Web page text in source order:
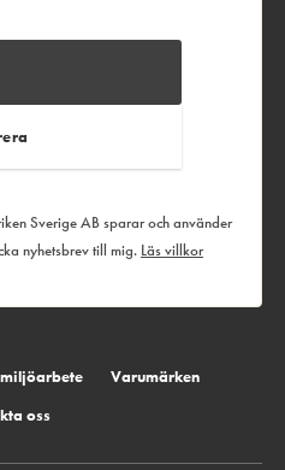
Sverige AB sparar och använder
nyhetsbrev till mig. Läs villkor
Varumärken
oss